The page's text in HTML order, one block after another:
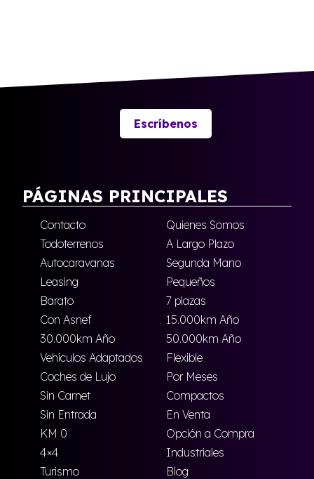
Escríbenos
PÁGINAS PRINCIPALES
Contacto
Quienes Somos
Todoterrenos
A Largo Plazo
Autocaravanas
Segunda Mano
Leasing
Pequeños
Barato
7 plazas
Con Asnef
15.000km Año
30.000km Año
50.000km Año
Vehículos Adaptados
Flexible
Coches de Lujo
Por Meses
Sin Carnet
Compactos
Sin Entrada
En Venta
KM 0
Opción a Compra
4×4
Industriales
Turismo
Blog